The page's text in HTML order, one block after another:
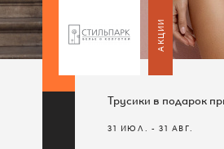
АКЦИИ
Трусики в подарок
31 ИЮЛ. - 31 АВГ.
Самые горячие
АКЦИИ
Трусики в подарок